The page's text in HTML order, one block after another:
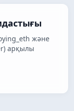
және
арқылы